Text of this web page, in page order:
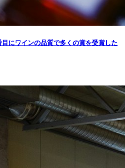
にワインの品質で多くの賞を受賞した